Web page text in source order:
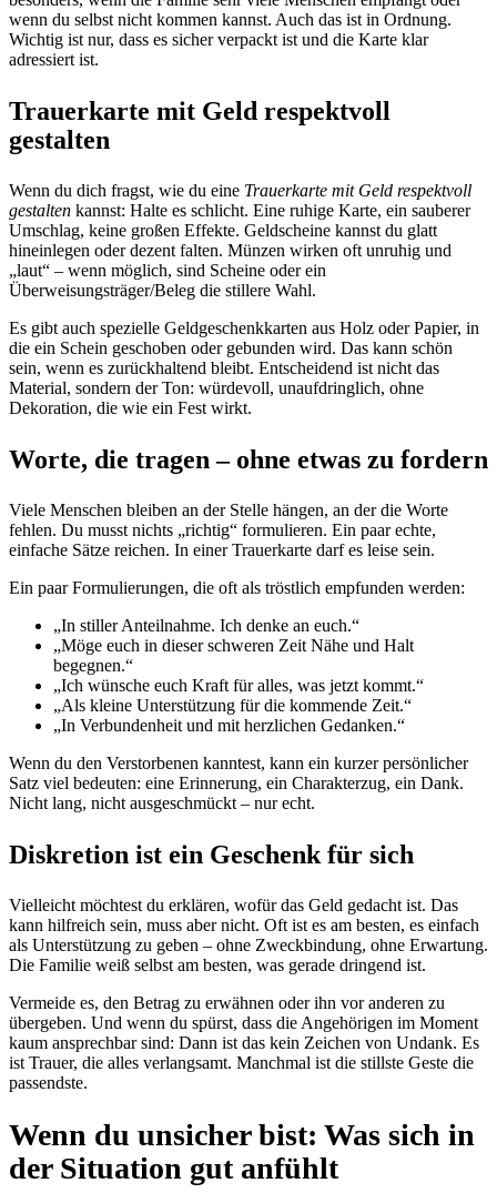
wenn du selbst nicht kommen kannst. Auch das ist in Ordnung.
Wichtig ist nur, dass es sicher verpackt ist und die Karte klar
adressiert ist.
Trauerkarte mit Geld respektvoll
gestalten
Wenn du dich fragst, wie du eine Trauerkarte mit Geld respektvoll
gestalten kannst: Halte es schlicht. Eine ruhige Karte, ein sauberer
Umschlag, keine großen Effekte. Geldscheine kannst du glatt
hineinlegen oder dezent falten. Münzen wirken oft unruhig und
„laut“ – wenn möglich, sind Scheine oder ein
Überweisungsträger/Beleg die stillere Wahl.
Es gibt auch spezielle Geldgeschenkkarten aus Holz oder Papier, in
die ein Schein geschoben oder gebunden wird. Das kann schön
sein, wenn es zurückhaltend bleibt. Entscheidend ist nicht das
Material, sondern der Ton: würdevoll, unaufdringlich, ohne
Dekoration, die wie ein Fest wirkt.
Worte, die tragen – ohne etwas zu fordern
Viele Menschen bleiben an der Stelle hängen, an der die Worte
fehlen. Du musst nichts „richtig“ formulieren. Ein paar echte,
einfache Sätze reichen. In einer Trauerkarte darf es leise sein.
Ein paar Formulierungen, die oft als tröstlich empfunden werden:
„In stiller Anteilnahme. Ich denke an euch.“
„Möge euch in dieser schweren Zeit Nähe und Halt
begegnen.“
„Ich wünsche euch Kraft für alles, was jetzt kommt.“
„Als kleine Unterstützung für die kommende Zeit.“
„In Verbundenheit und mit herzlichen Gedanken.“
Wenn du den Verstorbenen kanntest, kann ein kurzer persönlicher
Satz viel bedeuten: eine Erinnerung, ein Charakterzug, ein Dank.
Nicht lang, nicht ausgeschmückt – nur echt.
Diskretion ist ein Geschenk für sich
Vielleicht möchtest du erklären, wofür das Geld gedacht ist. Das
kann hilfreich sein, muss aber nicht. Oft ist es am besten, es einfach
als Unterstützung zu geben – ohne Zweckbindung, ohne Erwartung.
Die Familie weiß selbst am besten, was gerade dringend ist.
Vermeide es, den Betrag zu erwähnen oder ihn vor anderen zu
übergeben. Und wenn du spürst, dass die Angehörigen im Moment
kaum ansprechbar sind: Dann ist das kein Zeichen von Undank. Es
ist Trauer, die alles verlangsamt. Manchmal ist die stillste Geste die
passendste.
Wenn du unsicher bist: Was sich in
der Situation gut anfühlt